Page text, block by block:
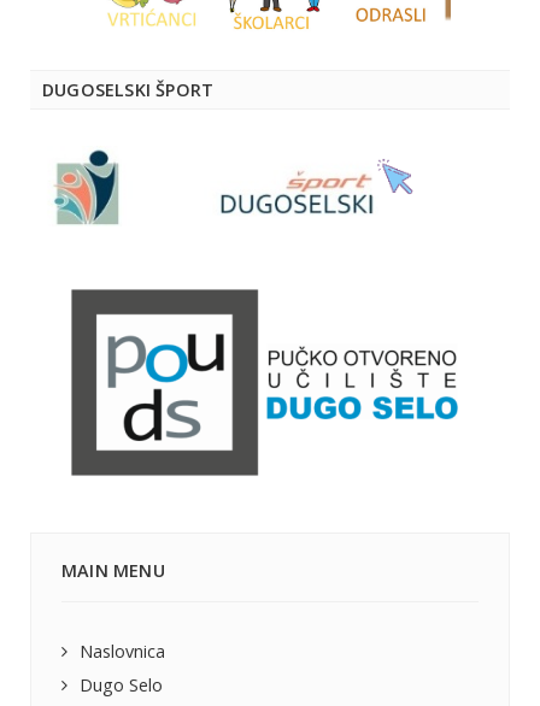
DUGOSELSKI ŠPORT
MAIN MENU
Naslovnica
Dugo Selo